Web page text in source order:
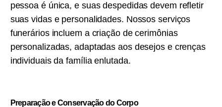
pessoa é única, e suas despedidas devem refletir
suas vidas e personalidades. Nossos serviços
funerários incluem a criação de cerimônias
personalizadas, adaptadas aos desejos e crenças
individuais da família enlutada.
Preparação e Conservação do Corpo